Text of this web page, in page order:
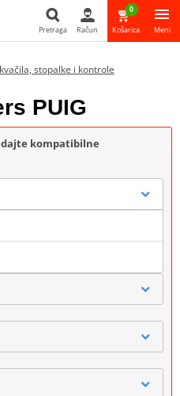
Pretraga
Pretraga Račun
0
Košarica Meni
stopalke i kontrole
PUIG
kompatibilne